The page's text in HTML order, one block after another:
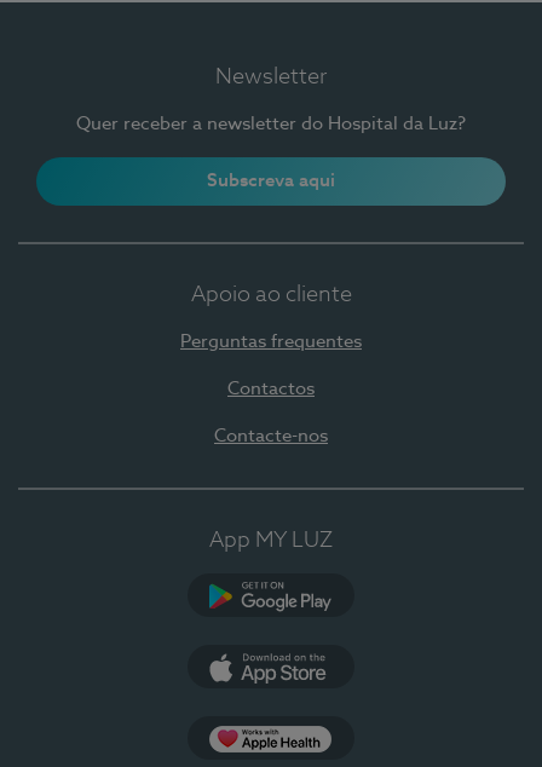
Newsletter
Quer receber a newsletter do Hospital da Luz?
Subscreva aqui
Apoio ao cliente
Perguntas frequentes
Contactos
Contacte-nos
App MY LUZ